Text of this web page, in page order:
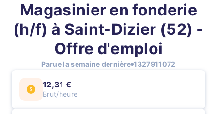
Magasinier en fonderie
(h/f) à Saint-Dizier (52) -
Offre d'emploi
Parue la semaine dernière 1327911072
12,31 €
Brut/heure